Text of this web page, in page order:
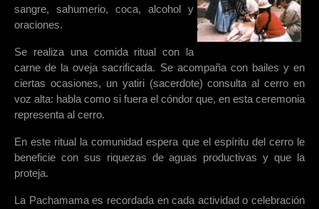
sangre, sahumerio, coca, alcohol y
oraciones.
Se realiza una comida ritual con la
carne de la oveja sacrificada. Se acompaña con bailes y en
ciertas ocasiones, un yatiri (sacerdote) consulta al cerro en
voz alta: habla como si fuera el cóndor que, en esta ceremonia
representa al cerro.
En este ritual la comunidad espera que el espíritu del cerro le
beneficie con sus riquezas de aguas productivas y que la
proteja.
La Pachamama es recordada en cada actividad o celebración